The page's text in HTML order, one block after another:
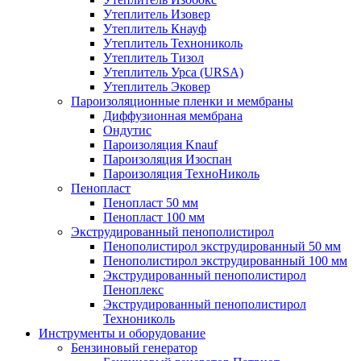
Утеплитель Изовер
Утеплитель Кнауф
Утеплитель Технониколь
Утеплитель Тизол
Утеплитель Урса (URSA)
Утеплитель Эковер
Пароизоляционные пленки и мембраны
Диффузионная мембрана
Ондутис
Пароизоляция Knauf
Пароизоляция Изоспан
Пароизоляция ТехноНиколь
Пенопласт
Пенопласт 50 мм
Пенопласт 100 мм
Экструдированный пенополистирол
Пенополистирол экструдированный 50 мм
Пенополистирол экструдированный 100 мм
Экструдированный пенополистирол
Пеноплекс
Экструдированный пенополистирол
Технониколь
Инструменты и оборудование
Бензиновый генератор